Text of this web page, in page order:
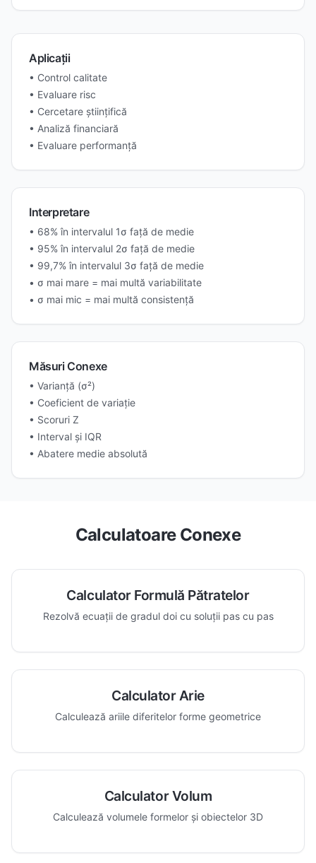
Aplicații
• Control calitate
• Evaluare risc
• Cercetare științifică
• Analiză financiară
• Evaluare performanță
Interpretare
• 68% în intervalul 1σ față de medie
• 95% în intervalul 2σ față de medie
• 99,7% în intervalul 3σ față de medie
• σ mai mare = mai multă variabilitate
• σ mai mic = mai multă consistență
Măsuri Conexe
• Varianță (σ²)
• Coeficient de variație
• Scoruri Z
• Interval și IQR
• Abatere medie absolută
Calculatoare Conexe
Calculator Formulă Pătratelor
Rezolvă ecuații de gradul doi cu soluții pas cu pas
Calculator Arie
Calculează ariile diferitelor forme geometrice
Calculator Volum
Calculează volumele formelor și obiectelor 3D